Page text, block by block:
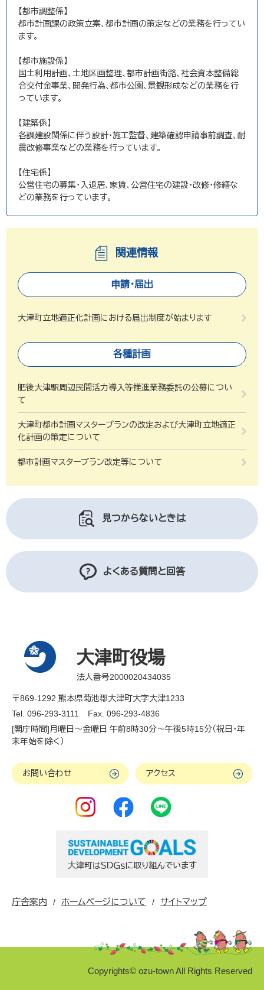
【都市調整係】
都市計画課の政策立案、都市計画の策定などの業務を行ってい
ます。
【都市施設係】
国土利用計画、土地区画整理、都市計画街路、社会資本整備総
合交付金事業、開発行為、都市公園、景観形成などの業務を行
っています。
【建築係】
各課建設関係に伴う設計・施工監督、建築確認申請事前調査、耐
震改修事業などの業務を行っています。
【住宅係】
公営住宅の募集・入退居、家賃、公営住宅の建設・改修・修繕な
どの業務を行っています。
関連情報
申請・届出
大津町立地適正化計画における届出制度が始まります
各種計画
肥後大津駅周辺民間活力導入等推進業務委託の公募につい
て
大津町都市計画マスタープランの改定および大津町立地適正
化計画の策定について
都市計画マスタープラン改定等について
見つからないときは
よくある質問と回答
大津町役場
法人番号2000020434035
〒869-1292 熊本県菊池郡大津町大字大津1233
Tel. 096-293-3111
Fax. 096-293-4836
[開庁時間]月曜日～金曜日 午前8時30分～午後5時15分（祝日・年
末年始を除く）
お問い合わせ アクセス
庁舎案内 ホームページについて サイトマップ
Copyrights© ozu-town All Rights Reserved